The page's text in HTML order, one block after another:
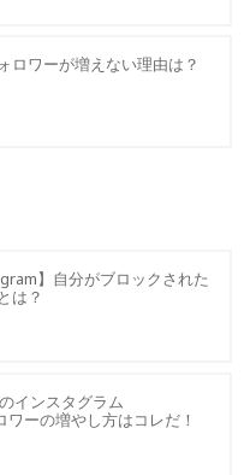
ロワーが増えない理由は？
】自分がブロックされた
は？
インスタグラム
ワーの増やし方はコレだ！